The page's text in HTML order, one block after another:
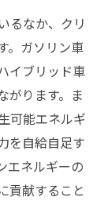
るなか、クリ
。ガソリン車
イブリッド車
がります。ま
可能エネルギ
を自給自足す
エネルギーの
貢献すること